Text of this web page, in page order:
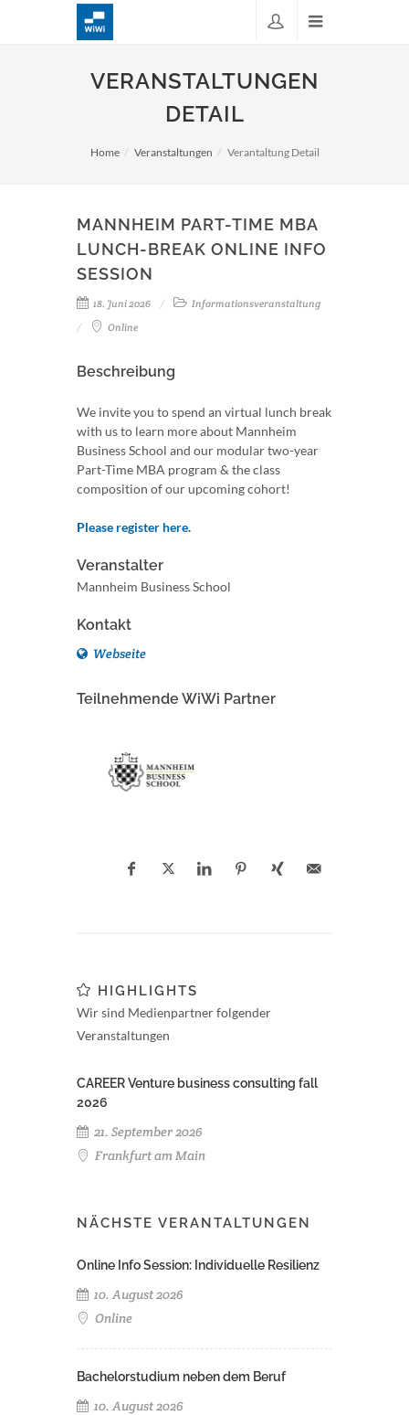
VERANSTALTUNGEN
DETAIL
Home Veranstaltungen Verantaltung Detail
MANNHEIM PART-TIME MBA
LUNCH-BREAK ONLINE INFO
SESSION
18. Juni 2026
Informationsveranstaltung
Online
Beschreibung
We invite you to spend an virtual lunch break
with us to learn more about Mannheim
Business School and our modular two-year
Part-Time MBA program & the class
composition of our upcoming cohort!
Please register here.
Veranstalter
Mannheim Business School
Kontakt
Webseite
Teilnehmende WiWi Partner
HIGHLIGHTS
Wir sind Medienpartner folgender
Veranstaltungen
CAREER Venture business consulting fall
2026
21. September 2026
Frankfurt am Main
NÄCHSTE VERANTALTUNGEN
Online Info Session: Individuelle Resilienz
10. August 2026
Online
Bachelorstudium neben dem Beruf
10. August 2026